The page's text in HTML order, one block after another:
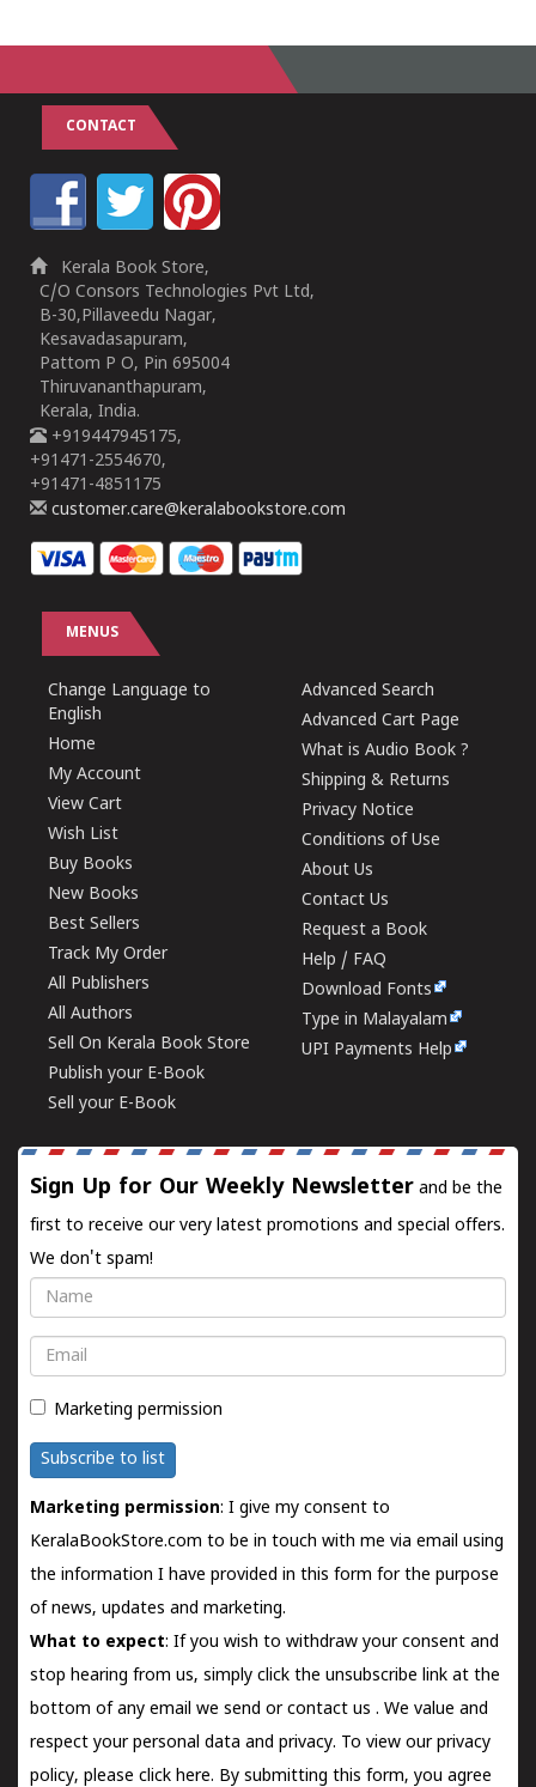
CONTACT
Kerala Book Store,
C/O Consors Technologies Pvt Ltd,
B-30,Pillaveedu Nagar,
Kesavadasapuram,
Pattom P O, Pin 695004
Thiruvananthapuram,
Kerala, India.
+919447945175,
+91471-2554670,
+91471-4851175
customer.care@keralabookstore.com
MENUS
Change Language to
English
Home
My Account
View Cart
Wish List
Buy Books
New Books
Best Sellers
Track My Order
All Publishers
All Authors
Sell On Kerala Book Store
Publish your E-Book
Sell your E-Book
Advanced Search
Advanced Cart Page
What is Audio Book ?
Shipping & Returns
Privacy Notice
Conditions of Use
About Us
Contact Us
Request a Book
Help / FAQ
Download Fonts
Type in Malayalam
UPI Payments Help
Sign Up for Our Weekly Newsletter and be the
first to receive our very latest promotions and special offers.
We don't spam!
Name
Email
Marketing permission
Subscribe to list
Marketing permission: I give my consent to
KeralaBookStore.com to be in touch with me via email using
the information I have provided in this form for the purpose
of news, updates and marketing.
What to expect: If you wish to withdraw your consent and
stop hearing from us, simply click the unsubscribe link at the
bottom of any email we send orcontact us . We value and
respect your personal data and privacy. To view our privacy
policy, please click here. By submitting this form, you agree